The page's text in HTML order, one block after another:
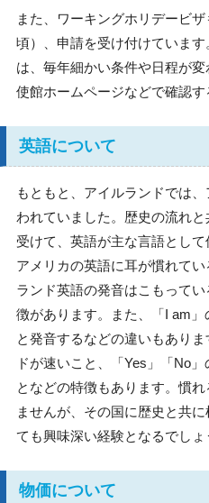
また、ワーキングホリデービ
頃）、申請を受け付けていま
は、毎年細かい条件や日程が
使館ホームページなどで確認す
英語について
もともと、アイルランドでは
われていました。歴史の流れ
受けて、英語が主な言語として
アメリカの英語に耳が慣れて
ランド英語の発音はこもって
徴があります。また、「I am」
と発音するなどの違いもあり
ドが速いこと、「Yes」「No
となどの特徴もあります。慣
ませんが、その国に歴史と共
ても興味深い経験となるでしょ
物価について